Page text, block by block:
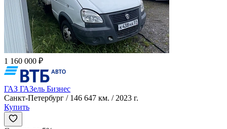
1 160 000 ₽
ГАЗ ГАЗель Бизнес
Санкт-Петербург / 146 647 км. / 2023 г.
Купить